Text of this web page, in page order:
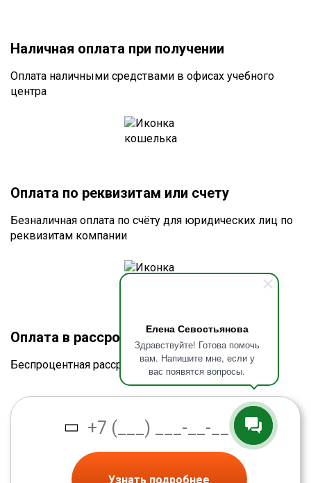
Елена Севостьянова
Здравствуйте! Готова помочь
вам. Напишите мне, если у
вас появятся вопросы.
Наличная оплата при получении
Оплата наличными средствами в офисах учебного
центра
Оплата по реквизитам или счету
Безналичная оплата по счёту для юридических лиц по
реквизитам компании
Оплата в рассрочку без процентов
Беспроцентная рассрочка от банка
Узнать подробнее